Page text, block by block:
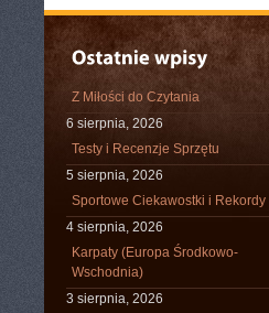
Z Miłości do Czytania
6 sierpnia, 2026
Testy i Recenzje Sprzętu
5 sierpnia, 2026
Sportowe Ciekawostki i Rekordy
4 sierpnia, 2026
Karpaty (Europa Środkowo-
Wschodnia)
3 sierpnia, 2026